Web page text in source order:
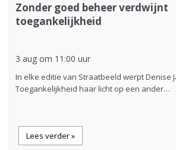
Zonder goed beheer verdwijnt
toegankelijkheid
3 aug om 11:00 uur
In elke editie van Straatbeeld werpt Denise
Toegankelijkheid haar licht op een ander…
Lees verder »